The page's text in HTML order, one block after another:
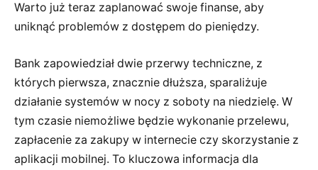
Warto już teraz zaplanować swoje finanse, aby
uniknąć problemów z dostępem do pieniędzy.
Bank zapowiedział dwie przerwy techniczne, z
których pierwsza, znacznie dłuższa, sparaliżuje
działanie systemów w nocy z soboty na niedzielę. W
tym czasie niemożliwe będzie wykonanie przelewu,
zapłacenie za zakupy w internecie czy skorzystanie z
aplikacji mobilnej. To kluczowa informacja dla